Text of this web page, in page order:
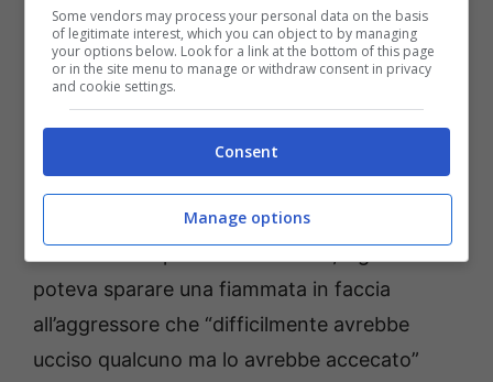
commando di ladri armati.
Il sistema sfruttava un cavillo legale nel
sistema sud africano secondo cuil’uso di un
non era illegale e allo stesso
tempo uccidere qualcuno per autodifesa era
perfettamente accettato al livello penale.
poteva sparare una fiammata in faccia
all’aggressore che “difficilmente avrebbe
ucciso qualcuno ma lo avrebbe accecato”
Some vendors may process your personal data on the basis
of legitimate interest, which you can object to by managing
your options below. Look for a link at the bottom of this page
or in the site menu to manage or withdraw consent in privacy
and cookie settings.
Consent
Manage options